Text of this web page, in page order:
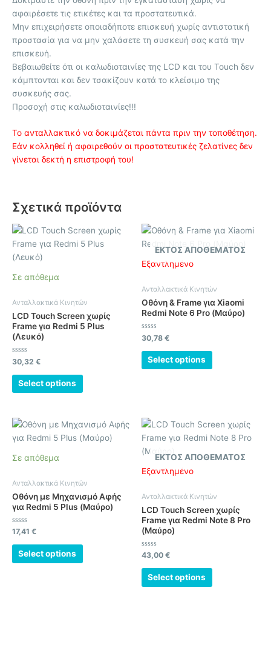
αφαιρέσετε τις ετικέτες και τα προστατευτικά.
Μην επιχειρήσετε οποιαδήποτε επισκευή χωρίς αντιστατική
προστασία για να μην χαλάσετε τη συσκευή σας κατά την
επισκευή.
Βεβαιωθείτε ότι οι καλωδιοταινίες της LCD και του Touch δεν
κάμπτονται και δεν τσακίζουν κατά το κλείσιμο της
συσκευής σας.
Προσοχή στις καλωδιοταινίες!!!
Το ανταλλακτικό να δοκιμάζεται πάντα πριν την τοποθέτηση.
Εάν κολληθεί ή αφαιρεθούν οι προστατευτικές ζελατίνες δεν
γίνεται δεκτή η επιστροφή του!
Σχετικά προϊόντα
Σε απόθεμα
Ανταλλακτικά Κινητών
LCD Touch Screen χωρίς
Frame για Redmi 5 Plus
(Λευκό)
Βαθμολογήθηκε
με
0
από
30,32 €
Select options
ΕΚΤΌΣ ΑΠΟΘΈΜΑΤΟΣ
Εξαντλημένο
Ανταλλακτικά Κινητών
Οθόνη & Frame για Xiaomi
Redmi Note 6 Pro (Μαύρο)
Βαθμολογήθηκε
με
0
από
30,78 €
Select options
Σε απόθεμα
Ανταλλακτικά Κινητών
Οθόνη με Μηχανισμό Αφής
για Redmi 5 Plus (Μαύρο)
Βαθμολογήθηκε
0
από
17,41 €
Select options
ΕΚΤΌΣ ΑΠΟΘΈΜΑΤΟΣ
Εξαντλημένο
Ανταλλακτικά Κινητών
LCD Touch Screen χωρίς
Frame για Redmi Note 8 Pro
(Μαύρο)
Βαθμολογήθηκε
0
από
43,00 €
Select options